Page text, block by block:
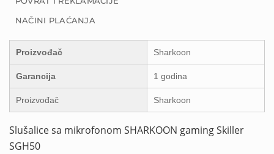
NAČINI PLAĆANJA
Proizvođač Sharkoon
Garancija 1 godina
Proizvođač Sharkoon
Slušalice sa mikrofonom SHARKOON gaming Skiller
SGH50